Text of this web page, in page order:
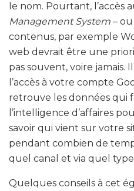
le nom. Pourtant, l’accès
Management System –
contenus, par exemple
web devrait être une
pas souvent, voire jamais.
l’accès à votre compte
retrouve les données qui
l’intelligence d’affaires
savoir qui vient sur votre
pendant combien de
quel canal et via quel type
Quelques conseils à cet